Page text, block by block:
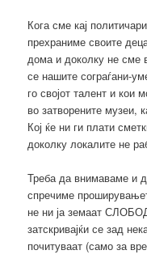
Кога сме кај
прехраниме своите
дома и доколку не сме
се нашите сограѓани-
го својот талент и кои
во затворените музеи,
Кој ќе ни ги плати
доколку локалите не
Треба да внимаваме и
спречиме
не ни ја земаат
затскривајќи се зад
почитуваат (само за